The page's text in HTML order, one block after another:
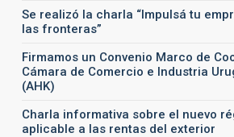
Se realizó la charla “Impulsá tu
las fronteras”
Firmamos un Convenio Marco de
Cámara de Comercio e Industria
(AHK)
Charla informativa sobre el nuevo
aplicable a las rentas del exterior